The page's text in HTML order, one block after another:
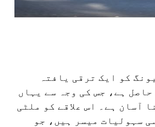
کو ایک ترقی یافتہ
ہے، جس کی وجہ سے یہاں
آسان ہے۔ اس علاقے کو ملٹی
سہولیات میسر ہیں، جو